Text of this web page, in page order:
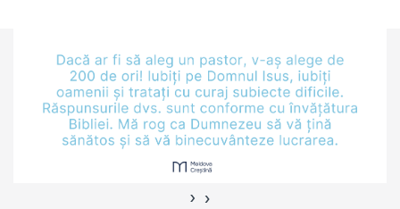
care studiem poate
fi procurat în format
electronic la
https://shop.eurasiaprecept.org/produs/darurile-
spirituale-pdf/
‹ ›